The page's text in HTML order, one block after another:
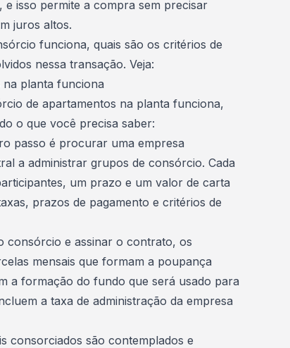
isso permite a compra sem precisar
juros altos.
funciona, quais são os critérios de
nessa transação. Veja:
planta funciona
de apartamentos na planta funciona,
o que você precisa saber:
passo é procurar uma empresa
a administrar grupos de consórcio. Cada
um prazo e um valor de carta
prazos de pagamento e critérios de
consórcio e assinar o contrato, os
mensais que formam a poupança
a formação do fundo que será usado para
a taxa de administração da empresa
consorciados são contemplados e